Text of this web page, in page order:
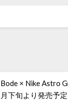
Bode × Nike Astro
月下旬より発売予